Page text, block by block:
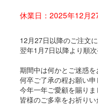
休業日：2025年12月
12月27日以降のご注文に
翌年1月7日以降より順
期間中は何かとご迷惑を
何卒ご了承の程お願い申
今年一年ご愛顧を賜りま
皆様のご多幸をお祈りい